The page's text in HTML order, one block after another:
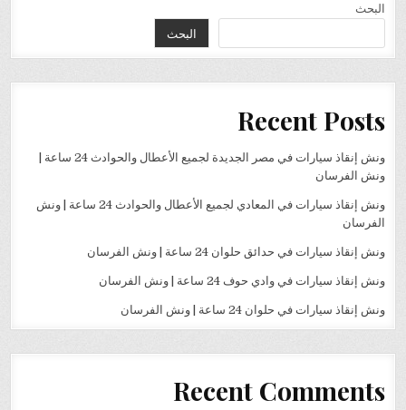
البحث
البحث
Recent Posts
ونش إنقاذ سيارات في مصر الجديدة لجميع الأعطال والحوادث 24 ساعة |
ونش الفرسان
ونش إنقاذ سيارات في المعادي لجميع الأعطال والحوادث 24 ساعة | ونش
الفرسان
ونش إنقاذ سيارات في حدائق حلوان 24 ساعة | ونش الفرسان
ونش إنقاذ سيارات في وادي حوف 24 ساعة | ونش الفرسان
ونش إنقاذ سيارات في حلوان 24 ساعة | ونش الفرسان
Recent Comments